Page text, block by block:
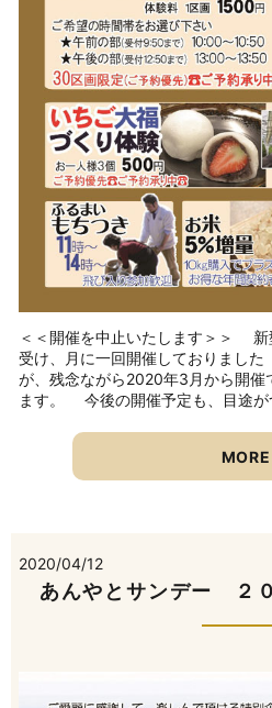
＜＜開催を中止いたします＞＞ 新
受け、月に一回開催しておりました
が、残念ながら2020年3月から開催
ます。 今後の開催予定も、目途
MORE
2020/04/12
あんやとサンデー ２